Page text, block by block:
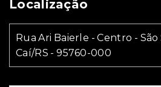
Localização
Rua Ari Baierle - Centro -
Caí/RS - 95760-000